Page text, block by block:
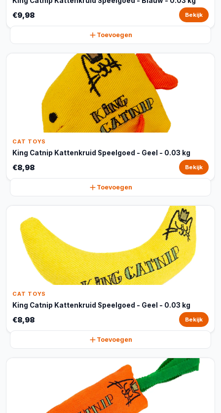
€9,98 Bekijk
Toevoegen
CAT TOYS
King Catnip Kattenkruid Speelgoed - Geel - 0.03 kg
€8,98 Bekijk
Toevoegen
CAT TOYS
King Catnip Kattenkruid Speelgoed - Geel - 0.03 kg
€8,98 Bekijk
Toevoegen